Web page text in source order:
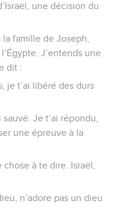
une décision du
la famille de Joseph,
J’entends une
dit :
je t’ai libéré des durs
Je t’ai répondu,
une épreuve à la
à te dire. Israël,
n’adore pas un dieu